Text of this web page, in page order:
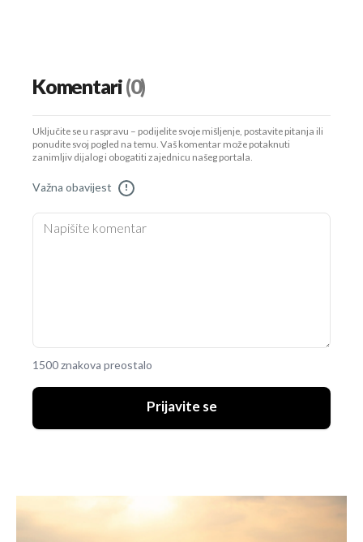
Komentari(0)
Uključite se u raspravu – podijelite svoje mišljenje, postavite pitanja ili
ponudite svoj pogled na temu. Vaš komentar može potaknuti
zanimljiv dijalog i obogatiti zajednicu našeg portala.
Važna obavijest !
1500 znakova preostalo
Prijavite se